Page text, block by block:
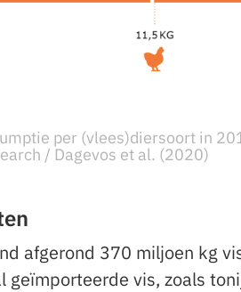
per (vlees)diersoort in
/ Dagevos et al. (2020)
afgerond 370 miljoen kg
geïmporteerde vis, zoals